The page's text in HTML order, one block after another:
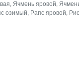
Ячмень яровой,
озимый, Рапс яровой,